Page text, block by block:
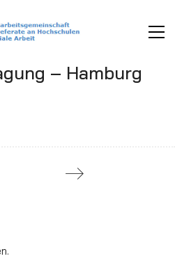
– Hamburg